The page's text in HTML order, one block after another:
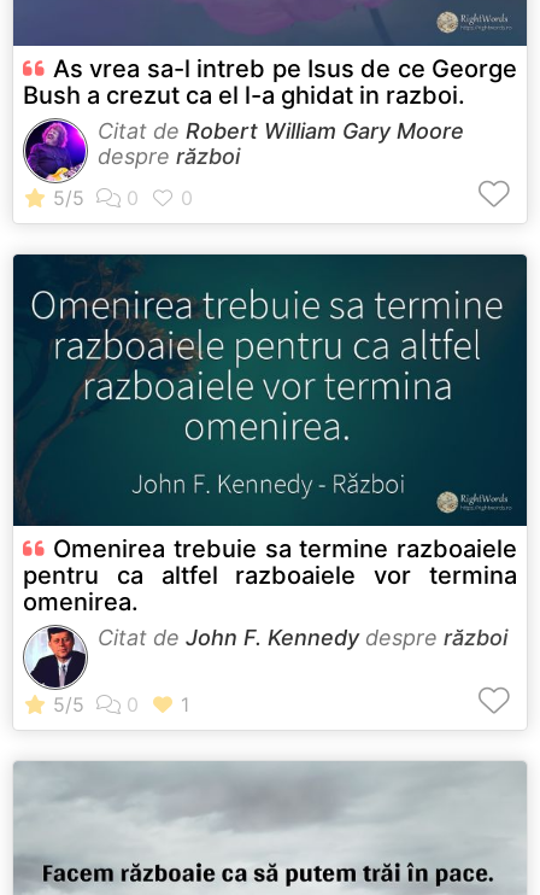
As vrea sa-l intreb pe Isus de ce George
Bush a crezut ca el l-a ghidat in razboi.
Citat de Robert William Gary Moore
despre război
Omenirea trebuie sa termine razboaiele
pentru ca altfel razboaiele vor termina
omenirea.
Citat de John F. Kennedydespre război